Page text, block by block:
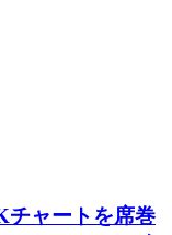
チャートを席巻